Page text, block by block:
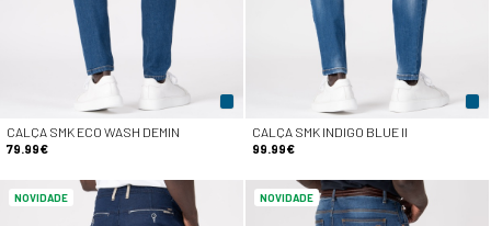
CALÇA SMK ECO WASH DEMIN
79.99€
CALÇA SMK INDIGO BLUE II
99.99€
NOVIDADE NOVIDADE